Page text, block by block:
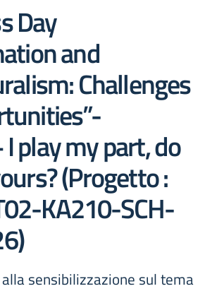
Day
and
Challenges
play my part, do
(Progetto :
KA210-SCH-
sensibilizzazione sul tema